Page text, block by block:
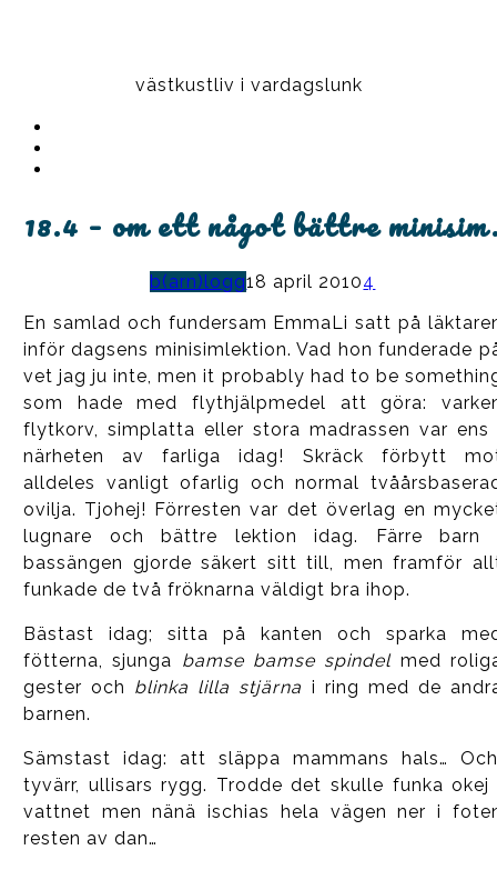
västkustliv i vardagslunk
18.4 – om ett något bättre
b(arn)logg18 april 20104
En samlad och fundersam EmmaLi satt på
inför dagsens minisimlektion. Vad hon funderade
vet jag ju inte, men it probably had to be
som hade med flythjälpmedel att göra:
flytkorv, simplatta eller stora madrassen var ens
närheten av farliga idag! Skräck förbytt
alldeles vanligt ofarlig och normal
ovilja. Tjohej! Förresten var det överlag en
lugnare och bättre lektion idag. Färre barn
bassängen gjorde säkert sitt till, men framför
funkade de två fröknarna väldigt bra ihop.
Bästast idag; sitta på kanten och sparka
fötterna, sjunga bamse bamse spindelmed
gester och blinka lilla stjärna i ring med de
barnen.
Sämstast idag: att släppa mammans hals…
tyvärr, ullisars rygg. Trodde det skulle funka okej
vattnet men nänä ischias hela vägen ner i
resten av dan…